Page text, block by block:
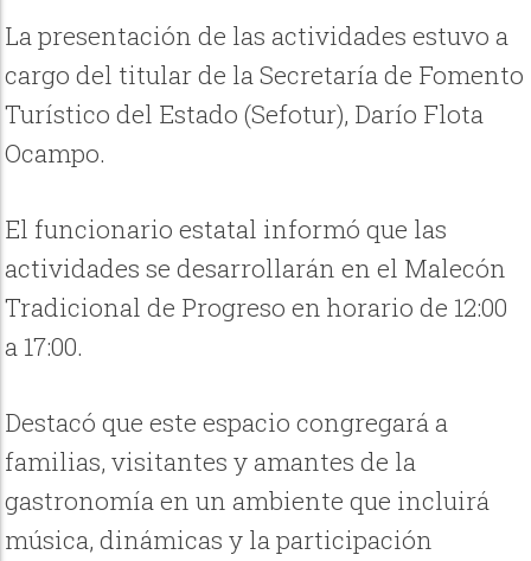
La presentación de las actividades estuvo a
cargo del titular de la Secretaría de Fomento
Turístico del Estado (Sefotur), Darío Flota
Ocampo.
El funcionario estatal informó que las
actividades se desarrollarán en el Malecón
Tradicional de Progreso en horario de 12:00
a 17:00.
Destacó que este espacio congregará a
familias, visitantes y amantes de la
gastronomía en un ambiente que incluirá
música, dinámicas y la participación